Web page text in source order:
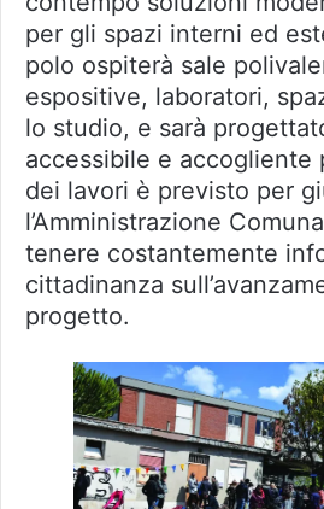
per gli spazi interni ed
polo ospiterà sale
espositive, laboratori,
lo studio, e sarà
accessibile e accogliente
dei lavori è previsto per
l’Amministrazione
tenere costantemente
cittadinanza
progetto.